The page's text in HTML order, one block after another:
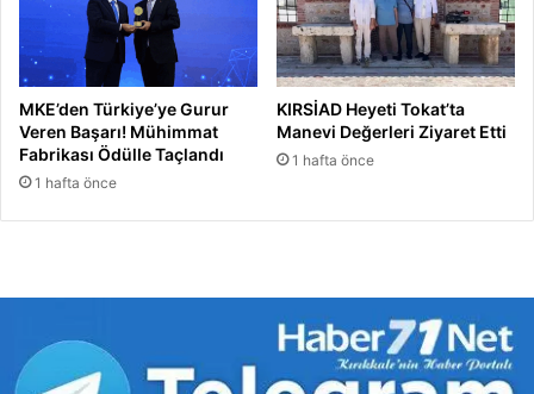
MKE’den Türkiye’ye Gurur
Veren Başarı! Mühimmat
Fabrikası Ödülle Taçlandı
1 hafta önce
KIRSİAD Heyeti Tokat’ta
Manevi Değerleri Ziyaret Etti
1 hafta önce